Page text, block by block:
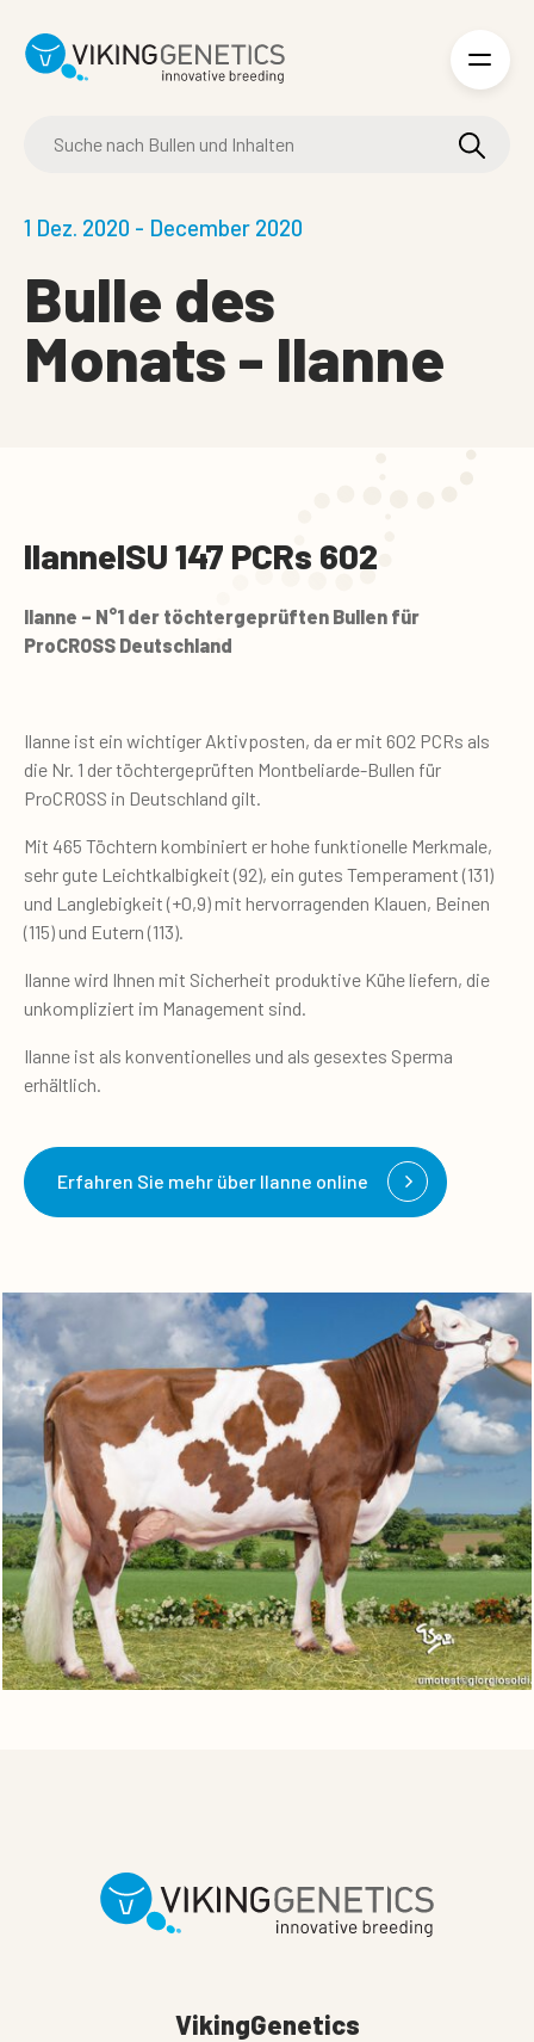
1 Dez. 2020 - December 2020
Bulle des
Monats - Ilanne
IlanneISU 147 PCRs 602
Ilanne – N°1 der töchtergeprüften Bullen für
ProCROSS Deutschland
Ilanne ist ein wichtiger Aktivposten, da er mit 602 PCRs als
die Nr. 1 der töchtergeprüften Montbeliarde-Bullen für
ProCROSS in Deutschland gilt.
Mit 465 Töchtern kombiniert er hohe funktionelle Merkmale,
sehr gute Leichtkalbigkeit (92), ein gutes Temperament (131)
und Langlebigkeit (+0,9) mit hervorragenden Klauen, Beinen
(115) und Eutern (113).
Ilanne wird Ihnen mit Sicherheit produktive Kühe liefern, die
unkompliziert im Management sind.
Ilanne ist als konventionelles und als gesextes Sperma
erhältlich.
Erfahren Sie mehr über Ilanne online
VikingGenetics